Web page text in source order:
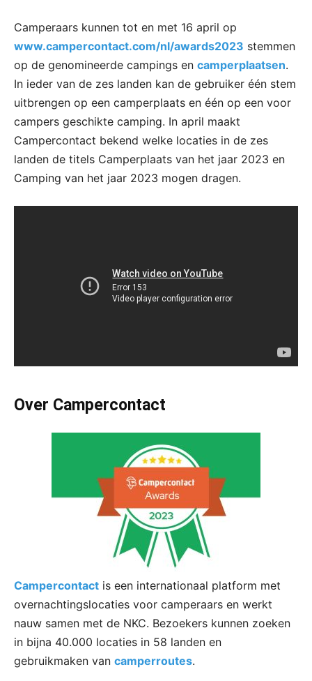
Camperaars kunnen tot en met 16 april op
www.campercontact.com/nl/awards2023 stemmen
op de genomineerde campings en camperplaatsen.
In ieder van de zes landen kan de gebruiker één stem
uitbrengen op een camperplaats en één op een voor
campers geschikte camping. In april maakt
Campercontact bekend welke locaties in de zes
landen de titels Camperplaats van het jaar 2023 en
Camping van het jaar 2023 mogen dragen.
Over Campercontact
Campercontact is een internationaal platform met
overnachtingslocaties voor camperaars en werkt
nauw samen met de NKC. Bezoekers kunnen zoeken
in bijna 40.000 locaties in 58 landen en
gebruikmaken van camperroutes.